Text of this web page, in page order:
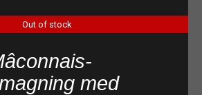
Out of stock
med